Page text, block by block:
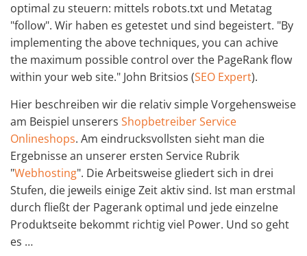
optimal zu steuern: mittels robots.txt und Metatag
"follow". Wir haben es getestet und sind begeistert. "By
implementing the above techniques, you can achive
the maximum possible control over the PageRank flow
within your web site." John Britsios (SEO Expert).
Hier beschreiben wir die relativ simple Vorgehensweise
am Beispiel unserers Shopbetreiber Service
Onlineshops. Am eindrucksvollsten sieht man die
Ergebnisse an unserer ersten Service Rubrik
"Webhosting". Die Arbeitsweise gliedert sich in drei
Stufen, die jeweils einige Zeit aktiv sind. Ist man erstmal
durch fließt der Pagerank optimal und jede einzelne
Produktseite bekommt richtig viel Power. Und so geht
es …